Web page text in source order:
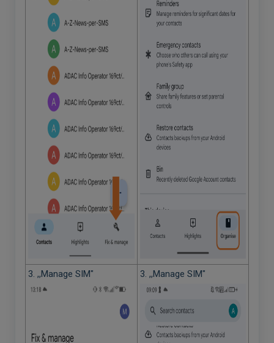
3. ,,Manage SIM" 3. ,,Manage SIM"